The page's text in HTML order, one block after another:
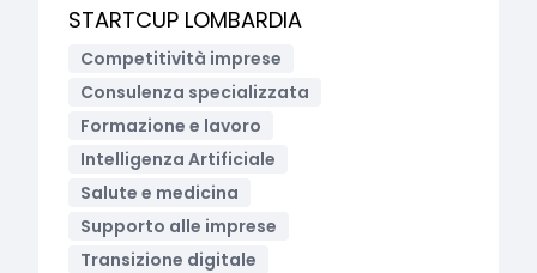
STARTCUP LOMBARDIA
Competitività imprese
Consulenza specializzata
Formazione e lavoro
Intelligenza Artificiale
Salute e medicina
Supporto alle imprese
Transizione digitale